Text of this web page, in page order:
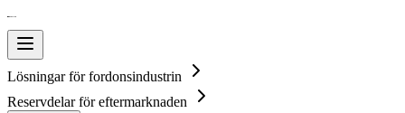
Lösningar för fordonsindustrin
Reservdelar för eftermarknaden